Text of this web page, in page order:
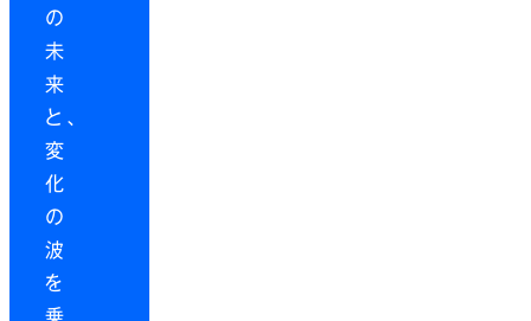
の
未
来
と、
変
化
の
波
を
乗